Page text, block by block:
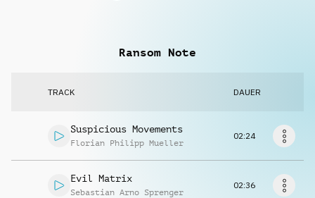
Musikanfrage
Ransom Note
TRACK DAUER
Suspicious Movements
Florian Philipp Mueller
02:24
Evil Matrix
Sebastian Arno Sprenger
02:36